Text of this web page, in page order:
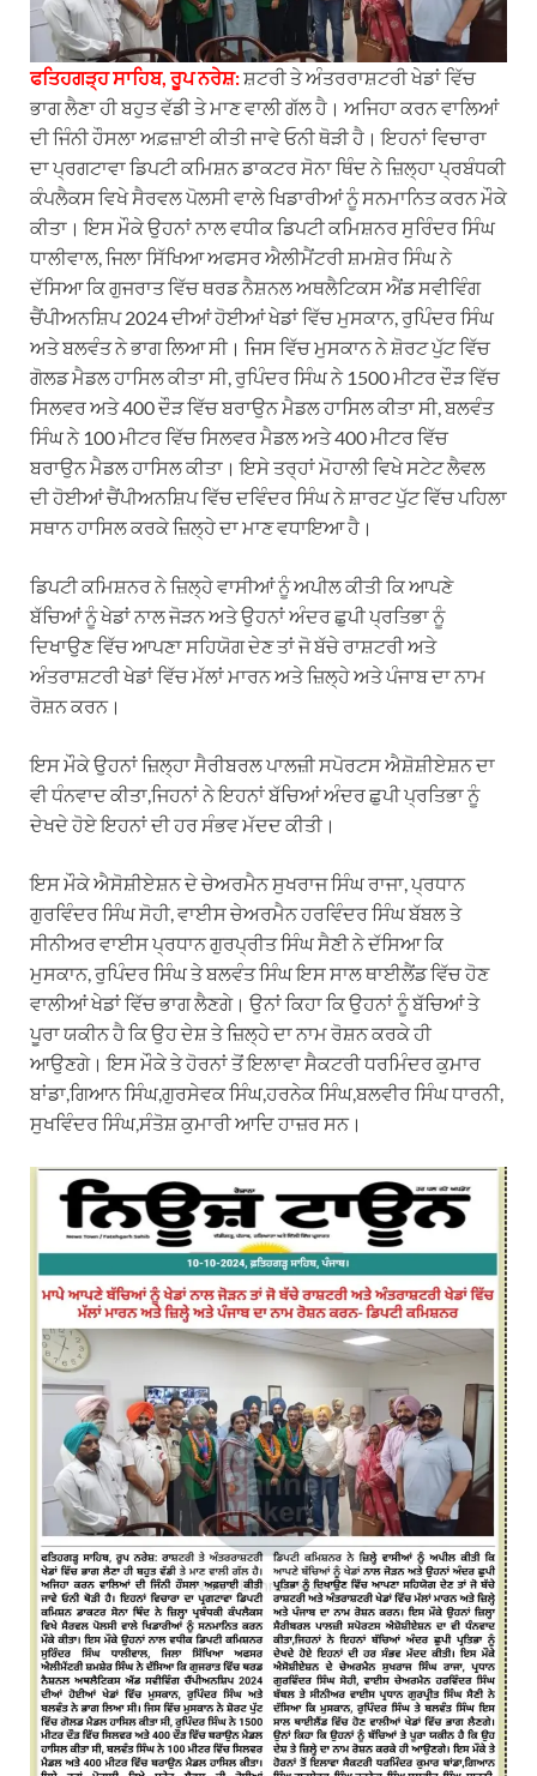
ਫਤਿਹਗੜ੍ਹ ਸਾਹਿਬ, ਰੂਪ ਨਰੇਸ਼:ਸ਼ਟਰੀ ਤੇ ਅੰਤਰਰਾਸ਼ਟਰੀ ਖੇਡਾਂ ਵਿੱਚ
ਭਾਗ ਲੈਣਾ ਹੀ ਬਹੁਤ ਵੱਡੀ ਤੇ ਮਾਣ ਵਾਲੀ ਗੱਲ ਹੈ। ਅਜਿਹਾ ਕਰਨ ਵਾਲਿਆਂ
ਦੀ ਜਿੰਨੀ ਹੌਸਲਾ ਅਫ਼ਜ਼ਾਈ ਕੀਤੀ ਜਾਵੇ ਓਨੀ ਥੋੜੀ ਹੈ। ਇਹਨਾਂ ਵਿਚਾਰਾ
ਦਾ ਪ੍ਰਗਟਾਵਾ ਡਿਪਟੀ ਕਮਿਸ਼ਨ ਡਾਕਟਰ ਸੋਨਾ ਥਿੰਦ ਨੇ ਜ਼ਿਲ੍ਹਾ ਪ੍ਰਬੰਧਕੀ
ਕੰਪਲੈਕਸ ਵਿਖੇ ਸੈਰਵਲ ਪੋਲਸੀ ਵਾਲੇ ਖਿਡਾਰੀਆਂ ਨੂੰ ਸਨਮਾਨਿਤ ਕਰਨ ਮੌਕੇ
ਕੀਤਾ। ਇਸ ਮੌਕੇ ਉਹਨਾਂ ਨਾਲ ਵਧੀਕ ਡਿਪਟੀ ਕਮਿਸ਼ਨਰ ਸੁਰਿੰਦਰ ਸਿੰਘ
ਧਾਲੀਵਾਲ, ਜਿਲਾ ਸਿੱਖਿਆ ਅਫਸਰ ਐਲੀਮੈਂਟਰੀ ਸ਼ਮਸ਼ੇਰ ਸਿੰਘ ਨੇ
ਦੱਸਿਆ ਕਿ ਗੁਜਰਾਤ ਵਿੱਚ ਥਰਡ ਨੈਸ਼ਨਲ ਅਥਲੈਟਿਕਸ ਐਂਡ ਸਵੀਵਿੰਗ
ਚੈਂਪੀਅਨਸ਼ਿਪ 2024 ਦੀਆਂ ਹੋਈਆਂ ਖੇਡਾਂ ਵਿੱਚ ਮੁਸਕਾਨ, ਰੁਪਿੰਦਰ ਸਿੰਘ
ਅਤੇ ਬਲਵੰਤ ਨੇ ਭਾਗ ਲਿਆ ਸੀ। ਜਿਸ ਵਿੱਚ ਮੁਸਕਾਨ ਨੇ ਸ਼ੋਰਟ ਪੁੱਟ ਵਿੱਚ
ਗੋਲਡ ਮੈਡਲ ਹਾਸਿਲ ਕੀਤਾ ਸੀ, ਰੁਪਿੰਦਰ ਸਿੰਘ ਨੇ 1500 ਮੀਟਰ ਦੌੜ ਵਿੱਚ
ਸਿਲਵਰ ਅਤੇ 400 ਦੌੜ ਵਿੱਚ ਬਰਾਉਨ ਮੈਡਲ ਹਾਸਿਲ ਕੀਤਾ ਸੀ, ਬਲਵੰਤ
ਸਿੰਘ ਨੇ 100 ਮੀਟਰ ਵਿੱਚ ਸਿਲਵਰ ਮੈਡਲ ਅਤੇ400 ਮੀਟਰ ਵਿੱਚ
ਬਰਾਉਨ ਮੈਡਲ ਹਾਸਿਲ ਕੀਤਾ। ਇਸੇ ਤਰ੍ਹਾਂ ਮੋਹਾਲੀ ਵਿਖੇ ਸਟੇਟ ਲੈਵਲ
ਦੀ ਹੋਈਆਂ ਚੈਂਪੀਅਨਸ਼ਿਪ ਵਿੱਚ ਦਵਿੰਦਰ ਸਿੰਘ ਨੇ ਸ਼ਾਰਟ ਪੁੱਟ ਵਿੱਚ ਪਹਿਲਾ
ਸਥਾਨ ਹਾਸਿਲ ਕਰਕੇ ਜ਼ਿਲ੍ਹੇ ਦਾ ਮਾਣ ਵਧਾਇਆ ਹੈ।
ਡਿਪਟੀ ਕਮਿਸ਼ਨਰ ਨੇ ਜ਼ਿਲ੍ਹੇ ਵਾਸੀਆਂ ਨੂੰ ਅਪੀਲ ਕੀਤੀ ਕਿ ਆਪਣੇ
ਬੱਚਿਆਂ ਨੂੰ ਖੇਡਾਂ ਨਾਲ ਜੋੜਨ ਅਤੇ ਉਹਨਾਂ ਅੰਦਰ ਛੁਪੀ ਪ੍ਰਤਿਭਾ ਨੂੰ
ਦਿਖਾਉਣ ਵਿੱਚ ਆਪਣਾ ਸਹਿਯੋਗ ਦੇਣ ਤਾਂ ਜੋ ਬੱਚੇ ਰਾਸ਼ਟਰੀ ਅਤੇ
ਅੰਤਰਾਸ਼ਟਰੀ ਖੇਡਾਂ ਵਿੱਚ ਮੱਲਾਂ ਮਾਰਨ ਅਤੇ ਜ਼ਿਲ੍ਹੇ ਅਤੇ ਪੰਜਾਬ ਦਾ ਨਾਮ
ਰੋਸ਼ਨ ਕਰਨ।
ਇਸ ਮੌਕੇ ਉਹਨਾਂ ਜ਼ਿਲ੍ਹਾ ਸੈਰੀਬਰਲ ਪਾਲਜ਼ੀ ਸਪੋਰਟਸ ਐਸ਼ੋਸ਼ੀਏਸ਼ਨ ਦਾ
ਵੀ ਧੰਨਵਾਦ ਕੀਤਾ,ਜਿਹਨਾਂ ਨੇ ਇਹਨਾਂ ਬੱਚਿਆਂ ਅੰਦਰ ਛੁਪੀ ਪ੍ਰਤਿਭਾ ਨੂੰ
ਦੇਖਦੇ ਹੋਏ ਇਹਨਾਂ ਦੀ ਹਰ ਸੰਭਵ ਮੱਦਦ ਕੀਤੀ।
ਇਸ ਮੌਕੇ ਐਸੋਸ਼ੀਏਸ਼ਨ ਦੇ ਚੇਅਰਮੈਨ ਸੁਖਰਾਜ ਸਿੰਘ ਰਾਜਾ, ਪ੍ਰਧਾਨ
ਗੁਰਵਿੰਦਰ ਸਿੰਘ ਸੋਹੀ, ਵਾਈਸ ਚੇਅਰਮੈਨ ਹਰਵਿੰਦਰ ਸਿੰਘ ਬੱਬਲ ਤੇ
ਸੀਨੀਅਰ ਵਾਈਸ ਪ੍ਰਧਾਨ ਗੁਰਪ੍ਰੀਤ ਸਿੰਘ ਸੈਣੀ ਨੇ ਦੱਸਿਆ ਕਿ
ਮੁਸਕਾਨ, ਰੁਪਿੰਦਰ ਸਿੰਘ ਤੇ ਬਲਵੰਤ ਸਿੰਘ ਇਸ ਸਾਲ ਥਾਈਲੈਂਡ ਵਿੱਚ ਹੋਣ
ਵਾਲੀਆਂ ਖੇਡਾਂ ਵਿੱਚ ਭਾਗ ਲੈਣਗੇ। ਉਨਾਂ ਕਿਹਾ ਕਿ ਉਹਨਾਂ ਨੂੰ ਬੱਚਿਆਂ ਤੇ
ਪੂਰਾ ਯਕੀਨ ਹੈ ਕਿ ਉਹ ਦੇਸ਼ ਤੇ ਜ਼ਿਲ੍ਹੇ ਦਾ ਨਾਮ ਰੋਸ਼ਨ ਕਰਕੇ ਹੀ
ਆਉਣਗੇ। ਇਸ ਮੌਕੇ ਤੇ ਹੋਰਨਾਂ ਤੋਂ ਇਲਾਵਾ ਸੈਕਟਰੀ ਧਰਮਿੰਦਰ ਕੁਮਾਰ
ਬਾਂਡਾ,ਗਿਆਨ ਸਿੰਘ,ਗੁਰਸੇਵਕ ਸਿੰਘ,ਹਰਨੇਕ ਸਿੰਘ,ਬਲਵੀਰ ਸਿੰਘ ਧਾਰਨੀ,
ਸੁਖਵਿੰਦਰ ਸਿੰਘ,ਸੰਤੋਸ਼ ਕੁਮਾਰੀ ਆਦਿ ਹਾਜ਼ਰ ਸਨ।